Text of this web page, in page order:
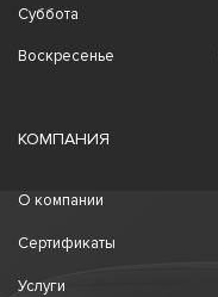
Суббота
Воскресенье
КОМПАНИЯ
О компании
Сертификаты
Услуги